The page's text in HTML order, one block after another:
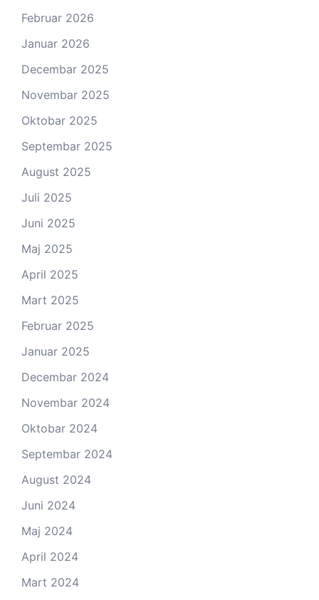
Februar 2026
Januar 2026
Decembar 2025
Novembar 2025
Oktobar 2025
Septembar 2025
August 2025
Juli 2025
Juni 2025
Maj 2025
April 2025
Mart 2025
Februar 2025
Januar 2025
Decembar 2024
Novembar 2024
Oktobar 2024
Septembar 2024
August 2024
Juni 2024
Maj 2024
April 2024
Mart 2024